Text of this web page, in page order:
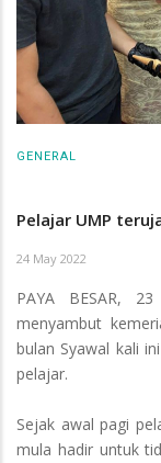
GENERAL
Pelajar UMP
24 May 2022
PAYA BESAR,
menyambut
bulan Syawal kali
pelajar.
Sejak awal pagi
mula hadir untuk